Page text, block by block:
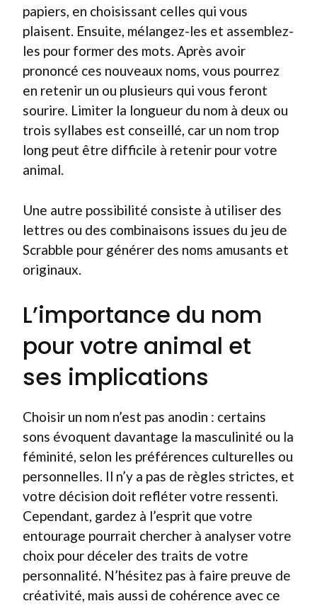
papiers, en choisissant celles qui vous
plaisent. Ensuite, mélangez-les et assemblez-
les pour former des mots. Après avoir
prononcé ces nouveaux noms, vous pourrez
en retenir un ou plusieurs qui vous feront
sourire. Limiter la longueur du nom à deux ou
trois syllabes est conseillé, car un nom trop
long peut être difficile à retenir pour votre
animal.
Une autre possibilité consiste à utiliser des
lettres ou des combinaisons issues du jeu de
Scrabble pour générer des noms amusants et
originaux.
L’importance du nom
pour votre animal et
ses implications
Choisir un nom n’est pas anodin : certains
sons évoquent davantage la masculinité ou la
féminité, selon les préférences culturelles ou
personnelles. Il n’y a pas de règles strictes, et
votre décision doit refléter votre ressenti.
Cependant, gardez à l’esprit que votre
entourage pourrait chercher à analyser votre
choix pour déceler des traits de votre
personnalité. N’hésitez pas à faire preuve de
créativité, mais aussi de cohérence avec ce